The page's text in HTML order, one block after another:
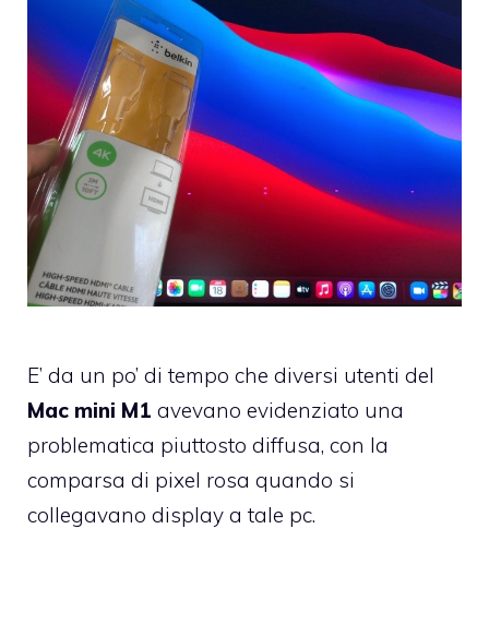
E’ da un po’ di tempo che diversi utenti del
Mac mini M1 avevano evidenziato una
problematica piuttosto diffusa, con la
comparsa di pixel rosa quando si
collegavano display a tale pc.